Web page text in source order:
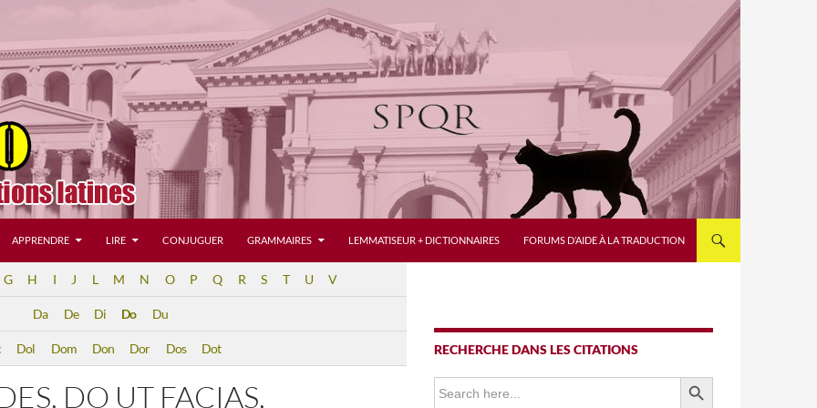
APPRENDRE LIRE CONJUGUER GRAMMAIRES LEMMATISEUR + DICTIONNAIRES FORUMS D’AIDE À LA TRADUCTION
G H I J L M N O P Q R S T U V
Da De Di Do Du
Dol Dom Don Dor Dos Dot
DO UT FACIAS,
RECHERCHE DANS LES CITATIONS
Search
for:
SEARCH BUTTON